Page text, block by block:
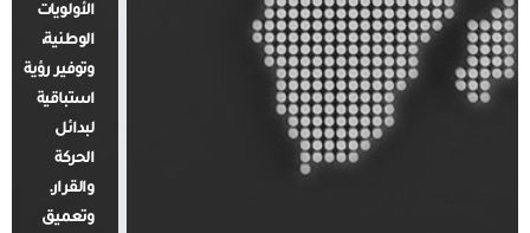
الأولويات
الوطنية،
وتوفير رؤية
استباقية
لبدائل
الحركة
والقرار.
وتعميق